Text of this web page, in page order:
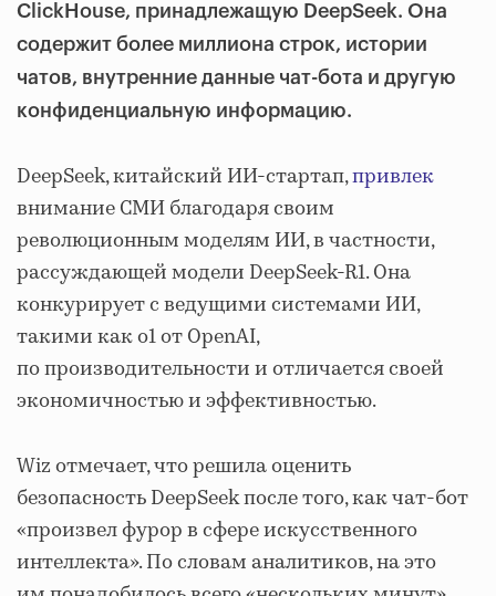
ClickHouse, принадлежащую DeepSeek. Она
содержит более миллиона строк, истории
чатов, внутренние данные чат-бота и другую
конфиденциальную информацию.
DeepSeek, китайский ИИ-стартап,привлек
внимание СМИ благодаря своим
революционным моделям ИИ, в частности,
рассуждающей модели DeepSeek-R1. Она
конкурирует с ведущими системами ИИ,
такими как o1 от OpenAI,
по производительности и отличается своей
экономичностью и эффективностью.
Wiz отмечает, что решила оценить
безопасность DeepSeek после того, как чат-бот
«произвел фурор в сфере искусственного
интеллекта». По словам аналитиков, на это